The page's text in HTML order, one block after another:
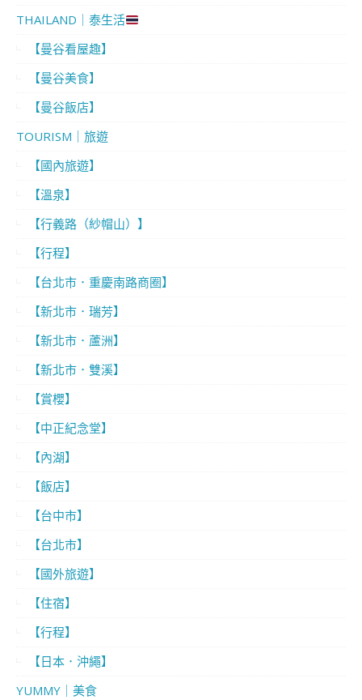
THAILAND｜泰生活
【曼谷看屋趣】
【曼谷美食】
【曼谷飯店】
TOURISM｜旅遊
【國內旅遊】
【溫泉】
【行義路（紗帽山）】
【行程】
【台北市．重慶南路商圈】
【新北市．瑞芳】
【新北市．蘆洲】
【新北市．雙溪】
【賞櫻】
【中正紀念堂】
【內湖】
【飯店】
【台中市】
【台北市】
【國外旅遊】
【住宿】
【行程】
【日本．沖繩】
YUMMY｜美食